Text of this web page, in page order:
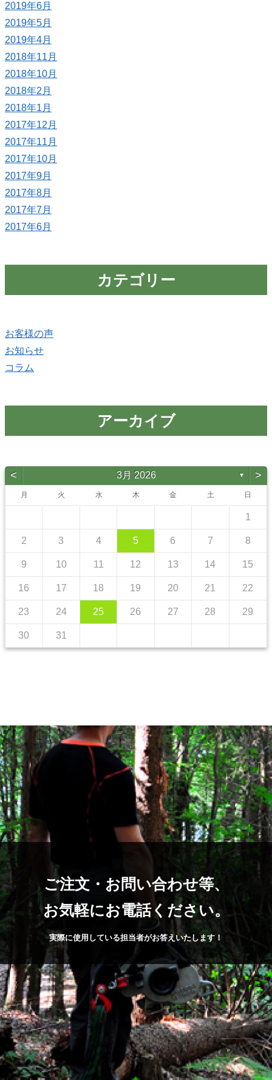
2019年6月
2019年5月
2019年4月
2018年11月
2018年10月
2018年2月
2018年1月
2017年12月
2017年11月
2017年10月
2017年9月
2017年8月
2017年7月
2017年6月
カテゴリー
お客様の声
お知らせ
コラム
アーカイブ
< 3月 2026 ▼ >
月 火 水 木 金 土 日
1
2 3 4 5 6 7 8
9 10 11 12 13 14 15
16 17 18 19 20 21 22
23 24 25 26 27 28 29
30 31
ご注文・お問い合わせ等、
お気軽にお電話ください。
実際に使用している担当者がお答えいたします！